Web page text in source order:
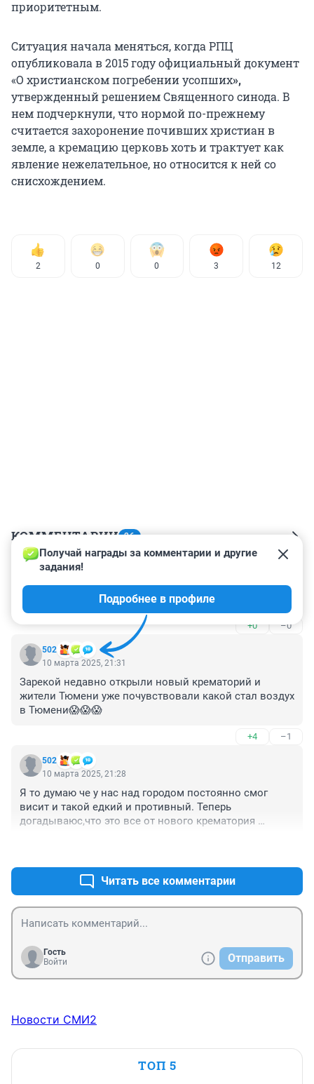
приоритетным.
Ситуация начала меняться, когда РПЦ
опубликовала в 2015 году официальный документ
«О христианском погребении усопших»,
утвержденный решением Священного синода. В
нем подчеркнули, что нормой по-прежнему
считается захоронение почивших христиан в
земле, а кремацию церковь хоть и трактует как
явление нежелательное, но относится к ней со
снисхождением.
2 0 0 3 12
КОММЕНТАРИИ 26
Гость
пока эксперт жив , разговор "ни о чем".
+0 –0
502
Получай награды за комментарии и другие
задания!
Подробнее в профиле
10 марта 2025, 21:31
Зарекой недавно открыли новый крематорий и
жители Тюмени уже почувствовали какой стал воздух
в Тюмени😱😱😱
+4 –1
502
10 марта 2025, 21:28
Я то думаю че у нас над городом постоянно смог
висит и такой едкий и противный. Теперь
догадываюс,что это все от нового крематория
Читать все комментарии
Гость
Войти
Отправить
Новости СМИ2
ТОП 5